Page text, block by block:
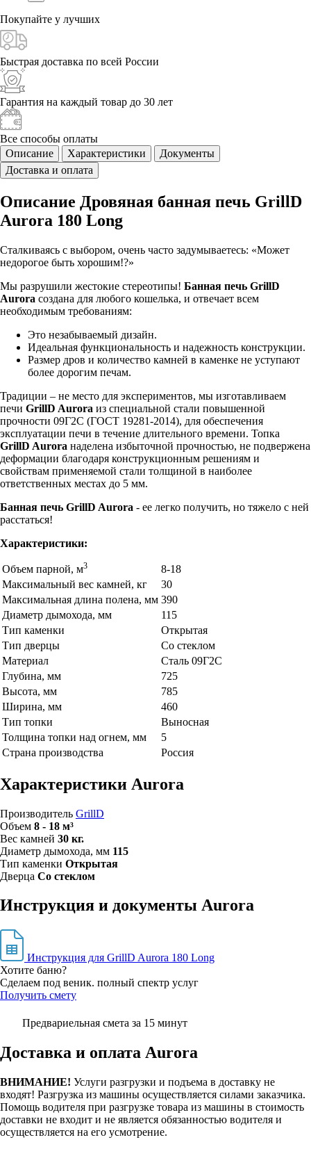
Покупайте у лучших
Быстрая доставка по всей России
Гарантия на каждый товар до 30 лет
Все способы оплаты
Описание
Характеристики
Документы
Доставка и оплата
Описание Дровяная банная печь GrillD
Aurora 180 Long
Сталкиваясь с выбором, очень часто задумываетесь: «Может
недорогое быть хорошим!?»
Мы разрушили жестокие стереотипы! Банная печь GrillD
Aurora создана для любого кошелька, и отвечает всем
необходимым требованиям:
Это незабываемый дизайн.
Идеальная функциональность и надежность конструкции.
Размер дров и количество камней в каменке не уступают
более дорогим печам.
Традиции – не место для экспериментов, мы изготавливаем
печи GrillD Aurora из специальной стали повышенной
прочности 09Г2С (ГОСТ 19281-2014), для обеспечения
эксплуатации печи в течение длительного времени. Топка
GrillD Aurora наделена избыточной прочностью, не подвержена
деформации благодаря конструкционным решениям и
свойствам применяемой стали толщиной в наиболее
ответственных местах до 5 мм.
Банная печь GrillD Aurora - ее легко получить, но тяжело с ней
расстаться!
Характеристики:
Объем парной, м3
8-18
Максимальный вес камней, кг
30
Максимальная длина полена, мм 390
Диаметр дымохода, мм
115
Тип каменки
Открытая
Тип дверцы
Со стеклом
Материал
Сталь 09Г2С
Глубина, мм
725
Высота, мм
785
Ширина, мм
460
Тип топки
Выносная
Толщина топки над огнем, мм
5
Страна производства
Россия
Характеристики Aurora
Производитель GrillD
Объем 8 - 18 м³
Вес камней 30 кг.
Диаметр дымохода, мм 115
Тип каменки Открытая
Дверца Со стеклом
Инструкция и документы Aurora
Инструкция для GrillD Aurora 180 Long
Хотите баню?
Сделаем под веник. полный спектр услуг
Получить смету
Предвариельная смета за 15 минут
Доставка и оплата Aurora
ВНИМАНИЕ! Услуги разгрузки и подъема в доставку не
входят! Разгрузка из машины осуществляется силами заказчика.
Помощь водителя при разгрузке товара из машины в стоимость
доставки не входит и не является обязанностью водителя и
осуществляется на его усмотрение.